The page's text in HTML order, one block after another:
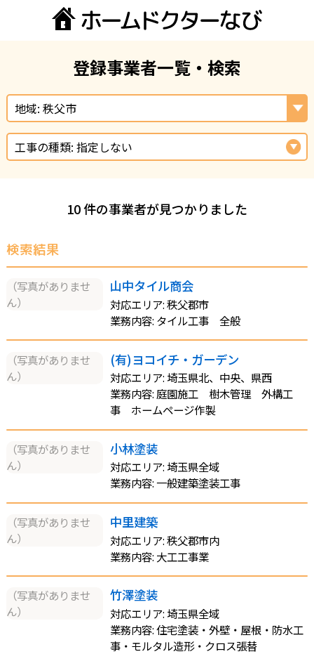
登録事業者一覧・検索
地域: 秩父市
工事の種類: 指定しない
10 件の事業者が見つかりました
検索結果
（写真がありませ
ん）
山中タイル商会
対応エリア: 秩父郡市
業務内容: タイル工事 全般
（写真がありませ
ん）
(有)ヨコイチ・ガーデン
対応エリア: 埼玉県北、中央、県西
業務内容: 庭園施工 樹木管理 外構工
事 ホームページ作製
（写真がありませ
ん）
小林塗装
対応エリア: 埼玉県全域
業務内容: 一般建築塗装工事
（写真がありませ
ん）
中里建築
対応エリア: 秩父郡市内
業務内容: 大工工事業
（写真がありませ
ん）
竹澤塗装
対応エリア: 埼玉県全域
業務内容: 住宅塗装・外壁・屋根・防水工
事・モルタル造形・クロス張替